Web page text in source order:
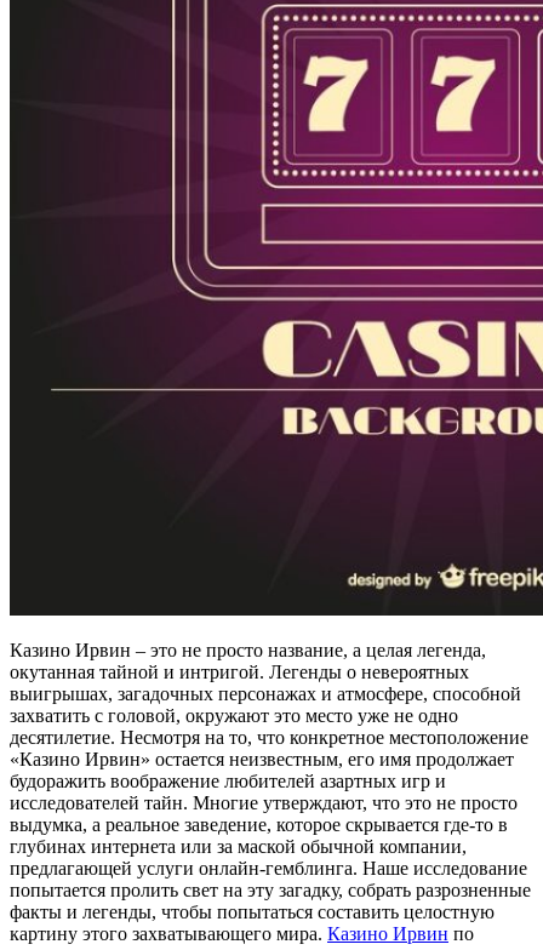
Казино Ирвин – это не просто название, а целая легенда,
окутанная тайной и интригой. Легенды о невероятных
выигрышах, загадочных персонажах и атмосфере, способной
захватить с головой, окружают это место уже не одно
десятилетие. Несмотря на то, что конкретное местоположение
«Казино Ирвин» остается неизвестным, его имя продолжает
будоражить воображение любителей азартных игр и
исследователей тайн. Многие утверждают, что это не просто
выдумка, а реальное заведение, которое скрывается где-то в
глубинах интернета или за маской обычной компании,
предлагающей услуги онлайн-гемблинга. Наше исследование
попытается пролить свет на эту загадку, собрать разрозненные
факты и легенды, чтобы попытаться составить целостную
картину этого захватывающего мира. Казино Ирвин по